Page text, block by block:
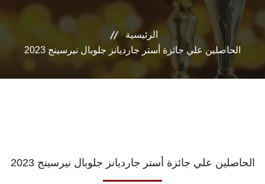
الرئيسية
الحاصلين علي جائزة أستر جارديانز جلوبال نيرسينج 2023
الحاصلين علي جائزة أستر جارديانز جلوبال نيرسينج 2023